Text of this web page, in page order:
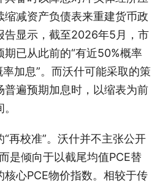
缩减资产负债表来重建货币政
告显示，截至2026年5月，市
已从此前的“有近50%概率
率加息”。而沃什可能采取的策
遍预期加息时，以缩表为前
再校准”。沃什并不主张公开
是倾向于以截尾均值PCE替
心PCE物价指数。相较于传